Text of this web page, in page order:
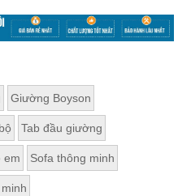
Giường Boyson
Tab đầu giường
em Sofa thông minh